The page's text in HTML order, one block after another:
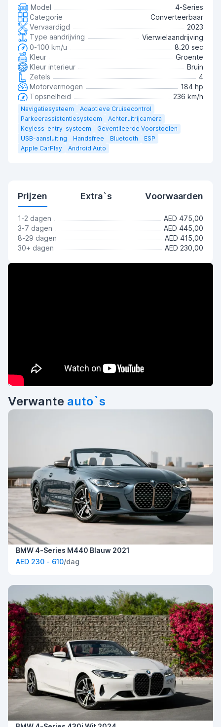
Model
4-Series
Categorie
Converteerbaar
Vervaardigd
2023
Type aandrijving
Vierwielaandrijving
0-100 km/u
8.20 sec
Kleur
Groente
Kleur interieur
Bruin
Zetels
4
Motorvermogen
184 hp
Topsnelheid
236 km/h
Navigatiesysteem
Adaptieve Cruisecontrol
Parkeerassistentiesysteem
Achteruitrijcamera
Keyless-entry-systeem
Geventileerde Voorstoelen
USB-aansluiting
Handsfree Bluetooth
ESP
Apple CarPlay
Android Auto
Prijzen Extra`s Voorwaarden
1-2 dagen
AED 475,00
3-7 dagen
AED 445,00
8-29 dagen
AED 415,00
30+ dagen
AED 230,00
Verwante auto`s
BMW 4-Series M440 Blauw 2021
AED 230 - 610/dag